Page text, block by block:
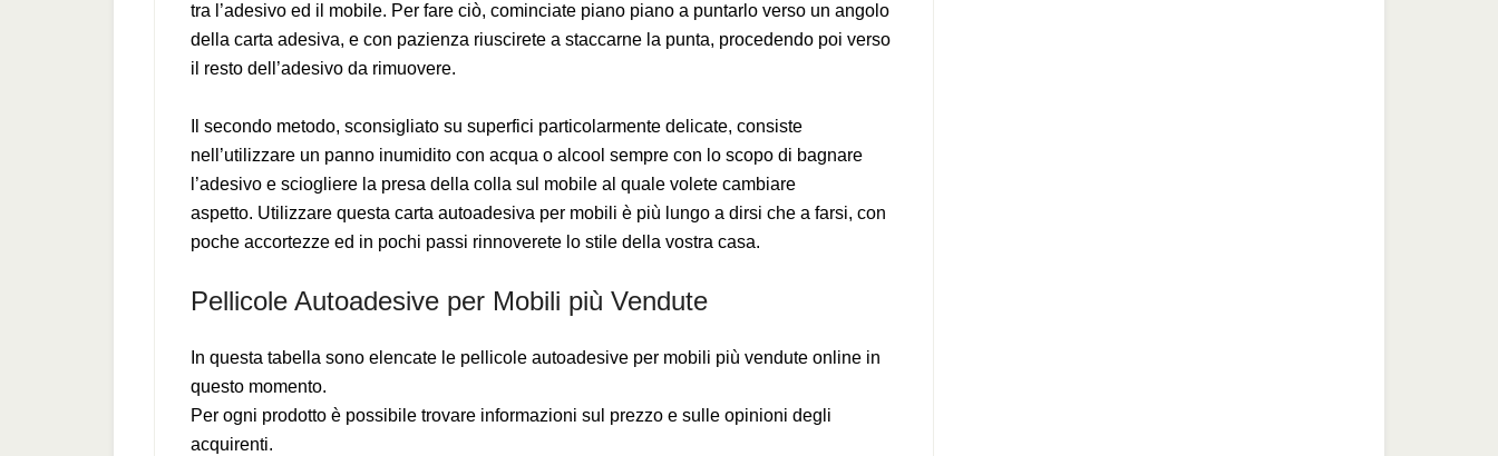
tra l’adesivo ed il mobile. Per fare ciò, cominciate piano piano a puntarlo verso un angolo
della carta adesiva, e con pazienza riuscirete a staccarne la punta, procedendo poi verso
il resto dell’adesivo da rimuovere.
Il secondo metodo, sconsigliato su superfici particolarmente delicate, consiste
nell’utilizzare un panno inumidito con acqua o alcool sempre con lo scopo di bagnare
l’adesivo e sciogliere la presa della colla sul mobile al quale volete cambiare
aspetto. Utilizzare questa carta autoadesiva per mobili è più lungo a dirsi che a farsi, con
poche accortezze ed in pochi passi rinnoverete lo stile della vostra casa.
Pellicole Autoadesive per Mobili più Vendute
In questa tabella sono elencate le pellicole autoadesive per mobili più vendute online in
questo momento.
Per ogni prodotto è possibile trovare informazioni sul prezzo e sulle opinioni degli
acquirenti.